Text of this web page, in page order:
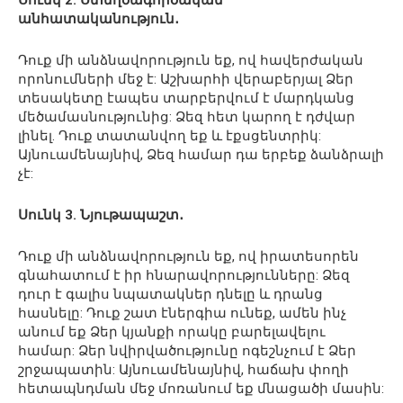
անհատականություն․
Դուք մի անձնավորություն եք, ով հավերժական
որոնումների մեջ է: Աշխարհի վերաբերյալ Ձեր
տեսակետը էապես տարբերվում է մարդկանց
մեծամասնությունից: Ձեզ հետ կարող է դժվար
լինել. Դուք տատանվող եք և էքսցենտրիկ:
Այնուամենայնիվ, Ձեզ համար դա երբեք ձանձրալի
չէ:
Սունկ 3. Նյութապաշտ․
Դուք մի անձնավորություն եք, ով իրատեսորեն
գնահատում է իր հնարավորությունները: Ձեզ
դուր է գալիս նպատակներ դնելը և դրանց
հասնելը: Դուք շատ էներգիա ունեք, ամեն ինչ
անում եք Ձեր կյանքի որակը բարելավելու
համար: Ձեր նվիրվածությունը ոգեշնչում է Ձեր
շրջապատին: Այնուամենայնիվ, հաճախ փողի
հետապնդման մեջ մոռանում եք մնացածի մասին: